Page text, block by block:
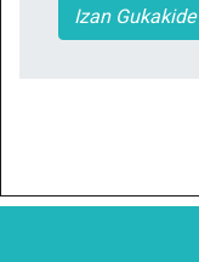
Izan Gukakide